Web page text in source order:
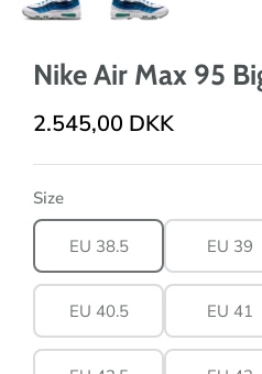
Nike Air Max 95
2.545,00 DKK
Size
EU 38.5 EU 39
EU 40.5 EU 41